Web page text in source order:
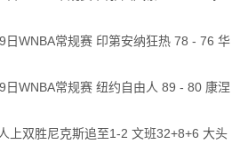
日WNBA常规赛 印第安纳狂热 78 - 76 华
WNBA常规赛 纽约自由人 89 - 80 康涅
上双胜尼克斯追至1-2 文班32+8+6 大头